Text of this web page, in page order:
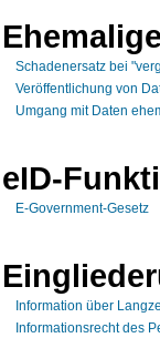
Schadenersatz bei
Veröffentlichung von
Umgang mit Daten
eID-
E-Government-Gesetz
Information über
Informationsrecht des